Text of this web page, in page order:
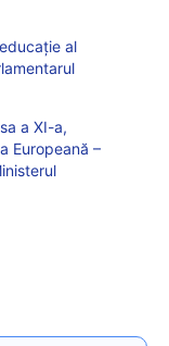
al
a XI-a,
Europeană –